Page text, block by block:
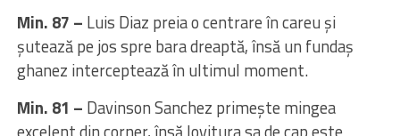
Min. 87 – Luis Diaz preia o centrare în careu și
șutează pe jos spre bara dreaptă, însă un fundaș
ghanez interceptează în ultimul moment.
Min. 81 – Davinson Sanchez primește mingea